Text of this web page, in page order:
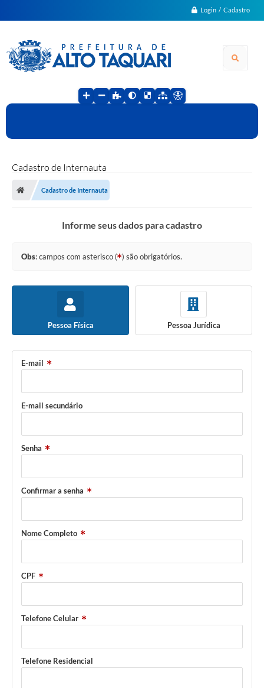
Login / Cadastro
Cadastro de Internauta
Cadastro de Internauta
Informe seus dados para cadastro
Obs: campos com asterisco ( ) são obrigatórios.
Pessoa Física Pessoa Jurídica
E-mail
E-mail secundário
Senha
Confirmar a senha
Nome Completo
CPF
Telefone Celular
Telefone Residencial